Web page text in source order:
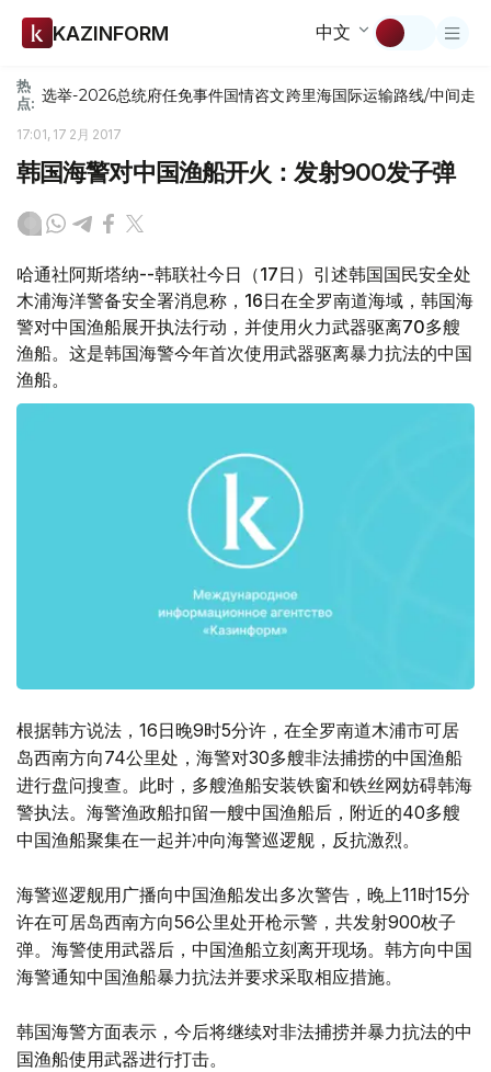
KAZINFORM 中文
热
点: 选举-2026总统府任免事件国情咨文跨里海国际运输路线/中间走廊
17:01, 17 2月 2017
韩国海警对中国渔船开火：发射900发子弹
哈通社阿斯塔纳--韩联社今日（17日）引述韩国国民安全处
木浦海洋警备安全署消息称，16日在全罗南道海域，韩国海
警对中国渔船展开执法行动，并使用火力武器驱离70多艘
渔船。这是韩国海警今年首次使用武器驱离暴力抗法的中国
渔船。
根据韩方说法，16日晚9时5分许，在全罗南道木浦市可居
岛西南方向74公里处，海警对30多艘非法捕捞的中国渔船
进行盘问搜查。此时，多艘渔船安装铁窗和铁丝网妨碍韩海
警执法。海警渔政船扣留一艘中国渔船后，附近的40多艘
中国渔船聚集在一起并冲向海警巡逻舰，反抗激烈。
海警巡逻舰用广播向中国渔船发出多次警告，晚上11时15分
许在可居岛西南方向56公里处开枪示警，共发射900枚子
弹。海警使用武器后，中国渔船立刻离开现场。韩方向中国
海警通知中国渔船暴力抗法并要求采取相应措施。
韩国海警方面表示，今后将继续对非法捕捞并暴力抗法的中
国渔船使用武器进行打击。